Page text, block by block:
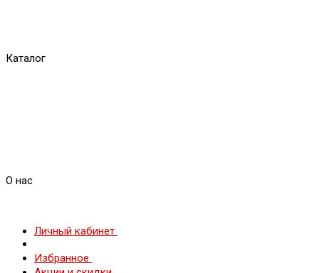
Каталог
О нас
Личный кабинет
Избранное